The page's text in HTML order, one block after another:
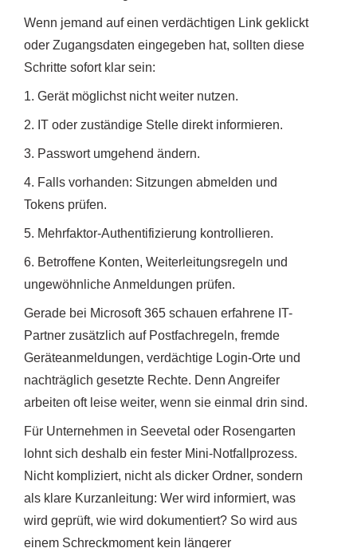
Wenn jemand auf einen verdächtigen Link geklickt
oder Zugangsdaten eingegeben hat, sollten diese
Schritte sofort klar sein:
1. Gerät möglichst nicht weiter nutzen.
2. IT oder zuständige Stelle direkt informieren.
3. Passwort umgehend ändern.
4. Falls vorhanden: Sitzungen abmelden und
Tokens prüfen.
5. Mehrfaktor-Authentifizierung kontrollieren.
6. Betroffene Konten, Weiterleitungsregeln und
ungewöhnliche Anmeldungen prüfen.
Gerade bei Microsoft 365 schauen erfahrene IT-
Partner zusätzlich auf Postfachregeln, fremde
Geräteanmeldungen, verdächtige Login-Orte und
nachträglich gesetzte Rechte. Denn Angreifer
arbeiten oft leise weiter, wenn sie einmal drin sind.
Für Unternehmen in Seevetal oder Rosengarten
lohnt sich deshalb ein fester Mini-Notfallprozess.
Nicht kompliziert, nicht als dicker Ordner, sondern
als klare Kurzanleitung: Wer wird informiert, was
wird geprüft, wie wird dokumentiert? So wird aus
einem Schreckmoment kein längerer